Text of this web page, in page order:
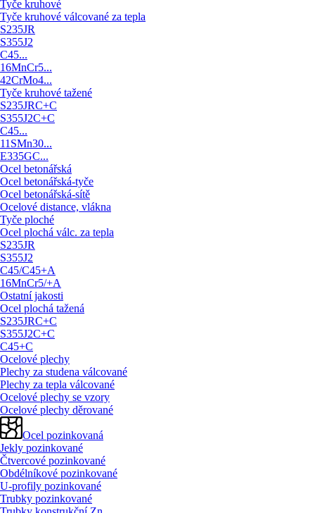
Tyče kruhové
Tyče kruhové válcované za tepla
S235JR
S355J2
C45...
16MnCr5...
42CrMo4...
Tyče kruhové tažené
S235JRC+C
S355J2C+C
C45...
11SMn30...
E335GC...
Ocel betonářská
Ocel betonářská-tyče
Ocel betonářská-sítě
Ocelové distance, vlákna
Tyče ploché
Ocel plochá válc. za tepla
S235JR
S355J2
C45/C45+A
16MnCr5/+A
Ostatní jakosti
Ocel plochá tažená
S235JRC+C
S355J2C+C
C45+C
Ocelové plechy
Plechy za studena válcované
Plechy za tepla válcované
Ocelové plechy se vzory
Ocelové plechy děrované
Ocel pozinkovaná
Jekly pozinkované
Čtvercové pozinkované
Obdélníkové pozinkované
U-profily pozinkované
Trubky pozinkované